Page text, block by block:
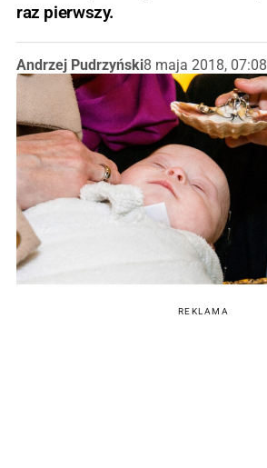
raz pierwszy.
Andrzej Pudrzyński8 maja 2018, 07:08
REKLAMA